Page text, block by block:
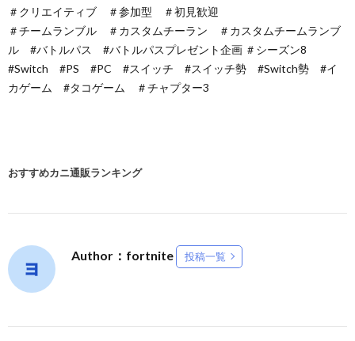
＃クリエイティブ ＃参加型 ＃初見歓迎
＃チームランブル ＃カスタムチーラン ＃カスタムチームランブ
ル #バトルパス #バトルパスプレゼント企画 ＃シーズン8
#Switch #PS #PC #スイッチ #スイッチ勢 #Switch勢 #イ
カゲーム #タコゲーム ＃チャプター3
おすすめカニ通販ランキング
Author：fortnite 投稿一覧